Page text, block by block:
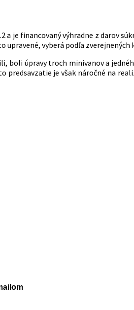
a je financovaný výhradne z darov
upravené, vyberá podľa
boli úpravy troch minivanov a
predsavzatie je však náročné na